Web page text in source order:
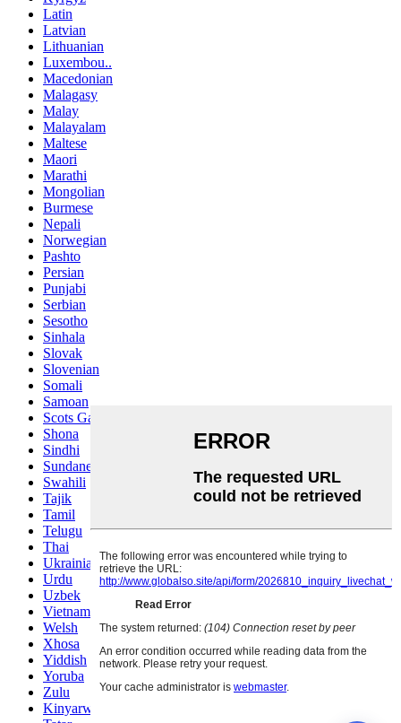
Latin
Latvian
Lithuanian
Luxembou..
Macedonian
Malagasy
Malay
Malayalam
Maltese
Maori
Marathi
Mongolian
Burmese
Nepali
Norwegian
Pashto
Persian
Punjabi
Serbian
Sesotho
Sinhala
Slovak
Slovenian
Somali
Samoan
Scots Gaelic
Shona
Sindhi
Sundanese
Swahili
Tajik
Tamil
Telugu
Thai
Ukrainian
Urdu
Uzbek
Vietnamese
Welsh
Xhosa
Yiddish
Yoruba
Zulu
Kinyarwanda